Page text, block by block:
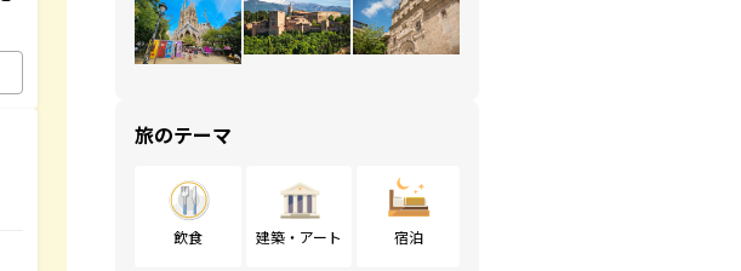
旅のテーマ
飲食 建築・アート 宿泊